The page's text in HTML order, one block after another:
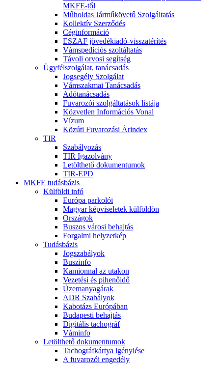
MKFE-től
Műholdas Járműkövető Szolgáltatás
Kollektív Szerződés
Céginformáció
ESZAF jövedékiadó-visszatérítés
Vámspedíciós szoltáltatás
Távoli orvosi segítség
Ügyfélszolgálat, tanácsadás
Jogsegély Szolgálat
Vámszakmai Tanácsadás
Adótanácsadás
Fuvarozói szolgáltatások listája
Közvetlen Információs Vonal
Vízum
Közúti Fuvarozási Árindex
TIR
Szabályozás
TIR Igazolvány
Letölthető dokumentumok
TIR-EPD
MKFE tudásbázis
Külföldi infó
Európa parkolói
Magyar képviseletek külföldön
Országok
Buszos városi behajtás
Forgalmi helyzetkép
Tudásbázis
Jogszabályok
Buszinfo
Kamionnal az utakon
Vezetési és pihenőidő
Üzemanyagárak
ADR Szabályok
Kabotázs Európában
Budapesti behajtás
Digitális tachográf
Váminfo
Letölthető dokumentumok
Tachográfkártya igénylése
A fuvarozói engedély